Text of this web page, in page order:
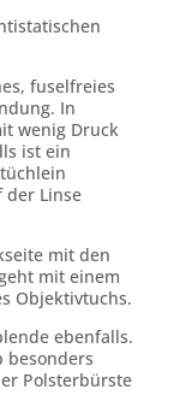
fuselfreies
In
wenig Druck
ist ein
der Linse
mit den
mit einem
Objektivtuchs.
ebenfalls.
besonders
Polsterbürste